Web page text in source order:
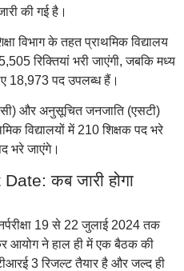
की गई है।
विभाग के तहत प्राथमिक विद्यालय
रिक्तियां भरी जाएंगी, जबकि मध्य
18,973 पद उपलब्ध हैं।
और अनुसूचित जनजाति (एसटी)
विद्यालयों में 210 शिक्षक पद भरे
भरे जाएंगे।
कब जारी होगा
19 से 22 जुलाई 2024 तक
आयोग ने हाल ही में एक बैठक की
3 रिजल्ट तैयार है और जल्द ही